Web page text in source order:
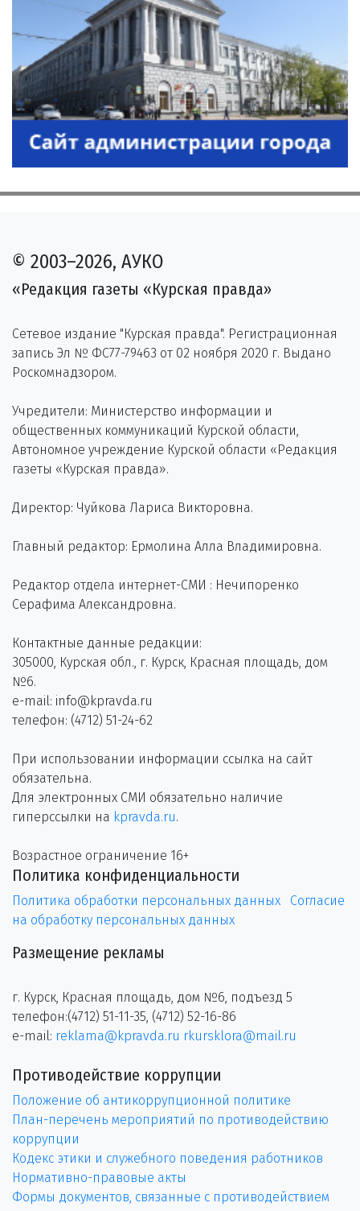
© 2003–2026, АУКО
«Редакция газеты «Курская правда»
Сетевое издание "Курская правда". Регистрационная
запись Эл № ФС77-79463 от 02 ноября 2020 г. Выдано
Роскомнадзором.
Учредители: Министерство информации и
общественных коммуникаций Курской области,
Автономное учреждение Курской области «Редакция
газеты «Курская правда».
Директор: Чуйкова Лариса Викторовна.
Главный редактор: Ермолина Алла Владимировна.
Редактор отдела интернет-СМИ : Нечипоренко
Серафима Александровна.
Контактные данные редакции:
305000, Курская обл., г. Курск, Красная площадь, дом
№6.
e-mail: info@kpravda.ru
телефон: (4712) 51-24-62
При использовании информации ссылка на сайт
обязательна.
Для электронных СМИ обязательно наличие
гиперссылки на kpravda.ru.
Возрастное ограничение 16+
Политика конфиденциальности
Политика обработки персональных данных
Согласие
на обработку персональных данных
Размещение рекламы
г. Курск, Красная площадь, дом №6, подъезд 5
телефон:(4712) 51-11-35, (4712) 52-16-86
e-mail: reklama@kpravda.ru rkursklora@mail.ru
Противодействие коррупции
Положение об антикоррупционной политике
План-перечень мероприятий по противодействию
коррупции
Кодекс этики и служебного поведения работников
Нормативно-правовые акты
Формы документов, связанные с противодействием